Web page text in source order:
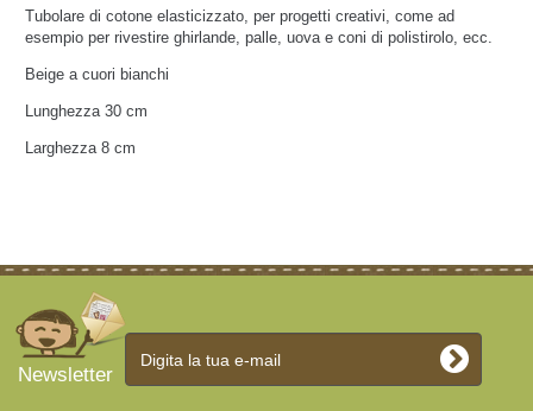
Tubolare di cotone elasticizzato, per progetti creativi, come ad
esempio per rivestire ghirlande, palle, uova e coni di polistirolo, ecc.
Beige a cuori bianchi
Lunghezza 30 cm
Larghezza 8 cm
Newsletter